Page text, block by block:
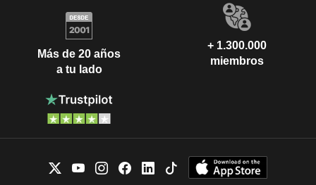
Más de 20 años
a tu lado
+ 1.300.000
miembros